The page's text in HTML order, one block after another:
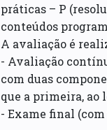
práticas – P
conteúdos
A avaliação é
- Avaliação
com duas
que a primeira, ao
- Exame final